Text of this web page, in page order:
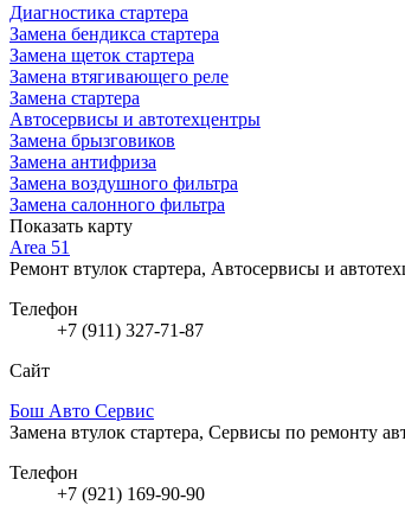
Диагностика стартера
Замена бендикса стартера
Замена щеток стартера
Замена втягивающего реле
Замена стартера
Автосервисы и автотехцентры
Замена брызговиков
Замена антифриза
Замена воздушного фильтра
Замена салонного фильтра
Показать карту
Area 51
Ремонт втулок стартера, Автосервисы и
Телефон
+7 (911) 327-71-87
Сайт
Бош Авто Сервис
Замена втулок стартера, Сервисы по ремонту
Телефон
+7 (921) 169-90-90